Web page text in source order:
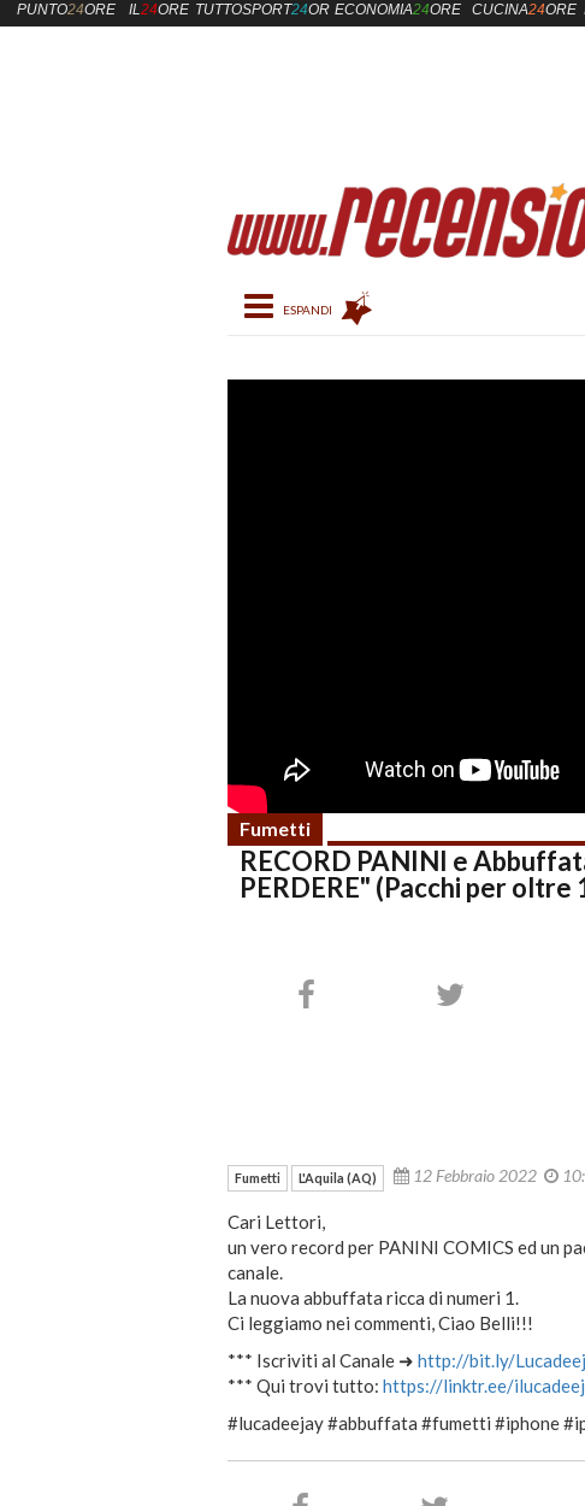
Toggle navigation
Fumetti
RECORD PANINI e
PERDERE" (Pacchi per
Fumetti L'Aquila (AQ) 12 Febbraio 2022
Cari Lettori,
un vero record per PANINI COMICS ed un
canale.
La nuova abbuffata ricca di numeri 1.
Ci leggiamo nei commenti, Ciao Belli!!!
*** Iscriviti al Canale ➜ http://bit.ly/
*** Qui trovi tutto: https://linktr.ee/
#lucadeejay #abbuffata #fumetti #iphone
PUNTO24ORE IL24ORE TUTTOSPORT24OREECONOMIA24ORE CUCINA24ORE